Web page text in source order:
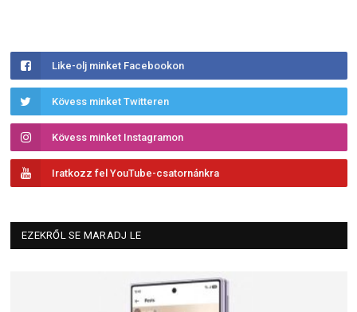
Like-olj minket Facebookon
Kövess minket Twitteren
Kövess minket Instagramon
Iratkozz fel YouTube-csatornánkra
EZEKRŐL SE MARADJ LE